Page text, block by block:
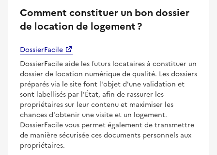
Comment constituer un bon dossier
de location de logement ?
DossierFacile
DossierFacile aide les futurs locataires à constituer un
dossier de location numérique de qualité. Les dossiers
préparés via le site font l'objet d'une validation et
sont labellisés par l'État, afin de rassurer les
propriétaires sur leur contenu et maximiser les
chances d'obtenir une visite et un logement.
DossierFacile vous permet également de transmettre
de manière sécurisée ces documents personnels aux
propriétaires.